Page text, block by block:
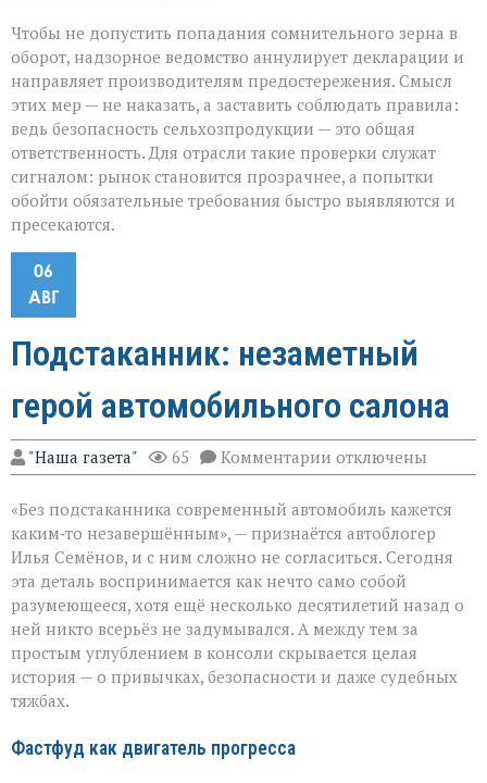
Чтобы не допустить попадания сомнительного зерна в
оборот, надзорное ведомство аннулирует декларации и
направляет производителям предостережения. Смысл
этих мер — не наказать, а заставить соблюдать правила:
ведь безопасность сельхозпродукции — это общая
ответственность. Для отрасли такие проверки служат
сигналом: рынок становится прозрачнее, а попытки
обойти обязательные требования быстро выявляются и
пресекаются.
06
АВГ
Подстаканник: незаметный
герой автомобильного салона
"Наша газета" 65 Комментарии к
записи
незаметный
герой
автомобильного
салона
отключены
«Без подстаканника современный автомобиль кажется
каким‑то незавершённым», — признаётся автоблогер
Илья Семёнов, и с ним сложно не согласиться. Сегодня
эта деталь воспринимается как нечто само собой
разумеющееся, хотя ещё несколько десятилетий назад о
ней никто всерьёз не задумывался. А между тем за
простым углублением в консоли скрывается целая
история — о привычках, безопасности и даже судебных
тяжбах.
Фастфуд как двигатель прогресса